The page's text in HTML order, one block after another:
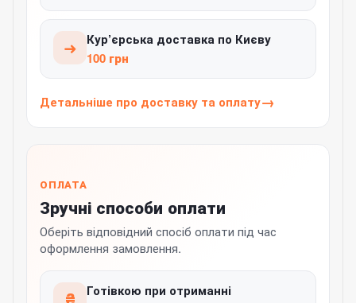
➜
Кур’єрська доставка по Києву
100 грн
Детальніше про доставку та оплату
ОПЛАТА
Зручні способи оплати
Оберіть відповідний спосіб оплати під час
оформлення замовлення.
₴ Готівкою при отриманні